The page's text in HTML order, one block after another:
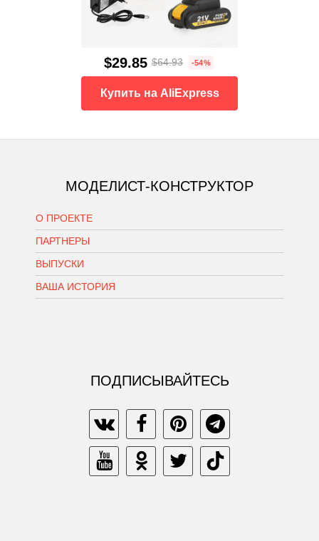
$29.85 $64.93 -54%
Купить на AliExpress
МОДЕЛИСТ-КОНСТРУКТОР
О ПРОЕКТЕ
ПАРТНЕРЫ
ВЫПУСКИ
ВАША ИСТОРИЯ
ПОДПИСЫВАЙТЕСЬ